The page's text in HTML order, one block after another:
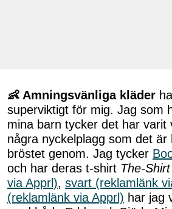
👶 Amningsvänliga kläder
superviktigt för mig. Jag som
mina barn tycker det har varit
några nyckelplagg som det
bröstet genom. Jag tycker
och har deras t-shirt The-Shirt
via Apprl), svart (reklamlänk
(reklamlänk via Apprl) har jag